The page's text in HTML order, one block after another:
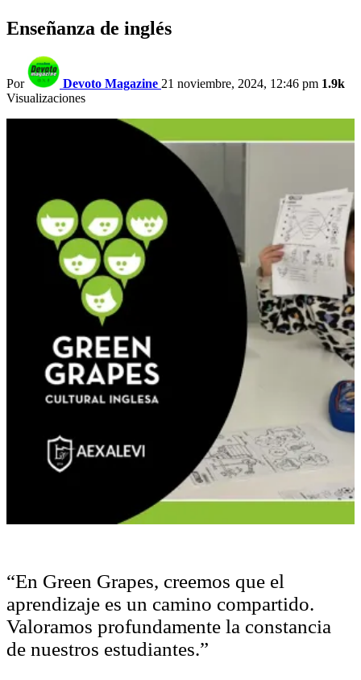
Enseñanza de inglés
Por Devoto Magazine 21 noviembre, 2024, 12:46 pm 1.9k
Visualizaciones
“En Green Grapes, creemos que el
aprendizaje es un camino compartido.
Valoramos profundamente la constancia
de nuestros estudiantes.”